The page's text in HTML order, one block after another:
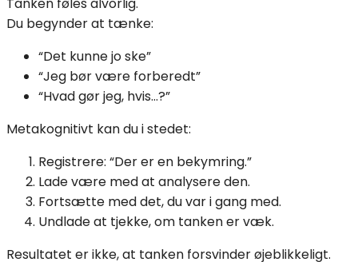
Du begynder at tænke:
“Det kunne jo ske”
“Jeg bør være forberedt”
“Hvad gør jeg, hvis…?”
Metakognitivt kan du i stedet:
Registrere: “Der er en bekymring.”
Lade være med at analysere den.
Fortsætte med det, du var i gang med.
Undlade at tjekke, om tanken er væk.
Resultatet er ikke, at tanken forsvinder øjeblikkeligt.